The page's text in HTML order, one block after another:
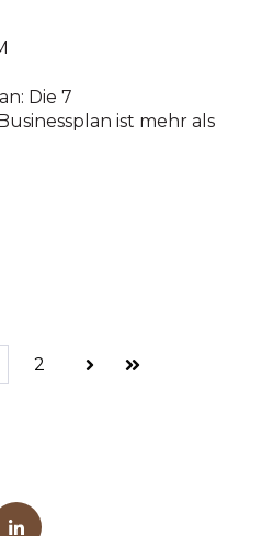
Die 7
ist mehr als
2
WeiterLetzte